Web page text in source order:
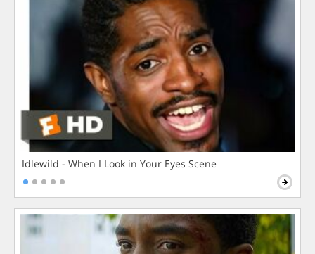
Idlewild - When I Look in Your Eyes Scene